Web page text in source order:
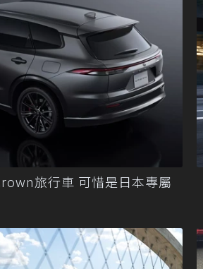
旅行車 可惜是日本專屬